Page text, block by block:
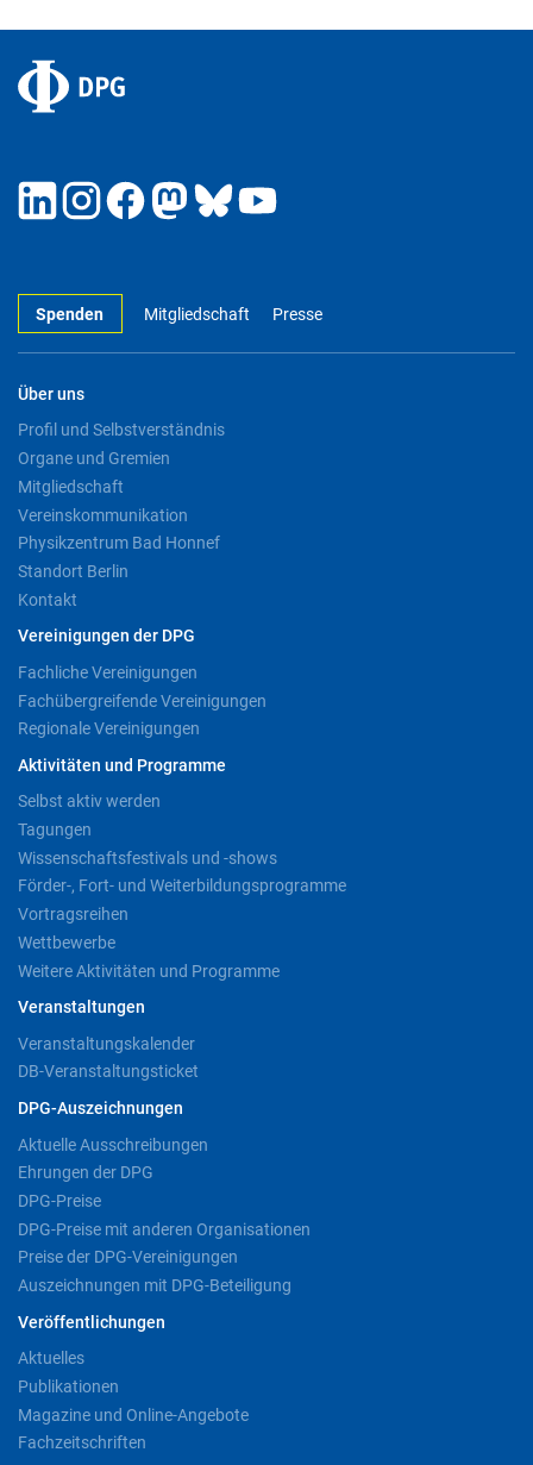
Spenden Mitgliedschaft Presse
Über uns
Profil und Selbstverständnis
Organe und Gremien
Mitgliedschaft
Vereinskommunikation
Physikzentrum Bad Honnef
Standort Berlin
Kontakt
Vereinigungen der DPG
Fachliche Vereinigungen
Fachübergreifende Vereinigungen
Regionale Vereinigungen
Aktivitäten und Programme
Selbst aktiv werden
Tagungen
Wissenschaftsfestivals und -shows
Förder-, Fort- und Weiterbildungsprogramme
Vortragsreihen
Wettbewerbe
Weitere Aktivitäten und Programme
Veranstaltungen
Veranstaltungskalender
DB-Veranstaltungsticket
DPG-Auszeichnungen
Aktuelle Ausschreibungen
Ehrungen der DPG
DPG-Preise
DPG-Preise mit anderen Organisationen
Preise der DPG-Vereinigungen
Auszeichnungen mit DPG-Beteiligung
Veröffentlichungen
Aktuelles
Publikationen
Magazine und Online-Angebote
Fachzeitschriften